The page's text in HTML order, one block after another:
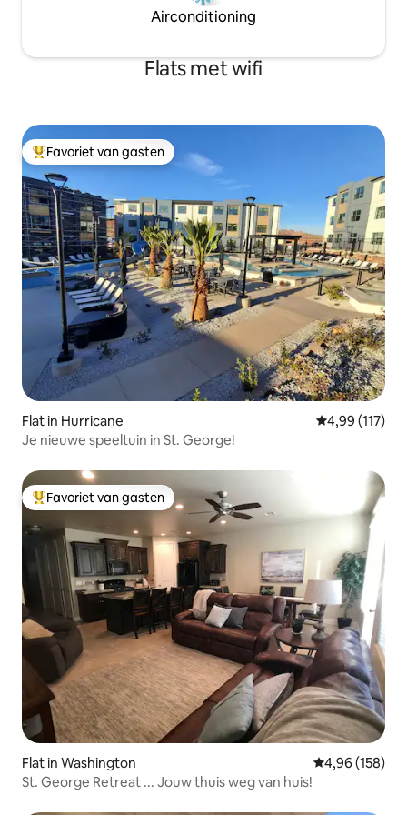
Airconditioning
Flats met wifi
Topfavoriet van gasten
Favoriet van gasten
Flat in Hurricane Gemiddelde
4,99 (117)
Je nieuwe speeltuin in St. George!
Topfavoriet van gasten
Favoriet van gasten
Flat in Washington Gemiddelde
4,96 (158)
St. George Retreat ... Jouw thuis weg van huis!